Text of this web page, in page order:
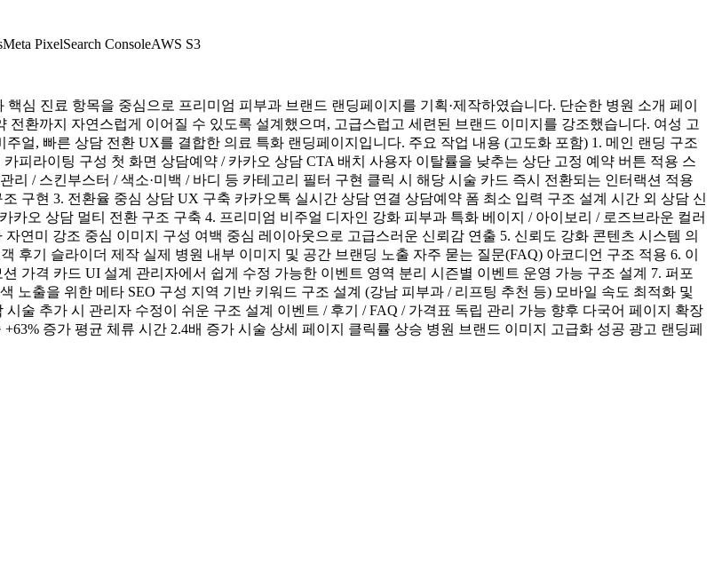
Meta PixelSearch ConsoleAWS S3
심 진료 항목을 중심으로 프리미엄 피부과 브랜드 랜딩페이지를 기획·제작하였습니다. 단순한 병원 소개 페이
환까지 자연스럽게 이어질 수 있도록 설계했으며, 고급스럽고 세련된 브랜드 이미지를 강조했습니다. 여성 고
얼, 빠른 상담 전환 UX를 결합한 의료 특화 랜딩페이지입니다. 주요 작업 내용 (고도화 포함) 1. 메인 랜딩 구조
피라이팅 구성 첫 화면 상담예약 / 카카오 상담 CTA 배치 사용자 이탈률을 낮추는 상단 고정 예약 버튼 적용 스
/ 스킨부스터 / 색소·미백 / 바디 등 카테고리 필터 구현 클릭 시 해당 시술 카드 즉시 전환되는 인터랙션 적용
구현 3. 전환율 중심 상담 UX 구축 카카오톡 실시간 상담 연결 상담예약 폼 최소 입력 구조 설계 시간 외 상담 신
오 상담 멀티 전환 구조 구축 4. 프리미엄 비주얼 디자인 강화 피부과 특화 베이지 / 아이보리 / 로즈브라운 컬러
연미 강조 중심 이미지 구성 여백 중심 레이아웃으로 고급스러운 신뢰감 연출 5. 신뢰도 강화 콘텐츠 시스템 의
후기 슬라이더 제작 실제 병원 내부 이미지 및 공간 브랜딩 노출 자주 묻는 질문(FAQ) 아코디언 구조 적용 6. 이
가격 카드 UI 설계 관리자에서 쉽게 수정 가능한 이벤트 영역 분리 시즌별 이벤트 운영 가능 구조 설계 7. 퍼포
노출을 위한 메타 SEO 구성 지역 기반 키워드 구조 설계 (강남 피부과 / 리프팅 추천 등) 모바일 속도 최적화 및
술 추가 시 관리자 수정이 쉬운 구조 설계 이벤트 / 후기 / FAQ / 가격표 독립 관리 가능 향후 다국어 페이지 확장
증가 평균 체류 시간 2.4배 증가 시술 상세 페이지 클릭률 상승 병원 브랜드 이미지 고급화 성공 광고 랜딩페